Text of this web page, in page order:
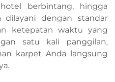
berbintang, hingga
dilayani dengan standar
ketepatan waktu yang
satu kali panggilan,
karpet Anda langsung